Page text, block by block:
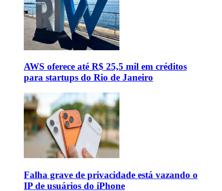
AWS oferece até R$ 25,5 mil em créditos
para startups do Rio de Janeiro
Falha grave de privacidade está vazando o
IP de usuários do iPhone